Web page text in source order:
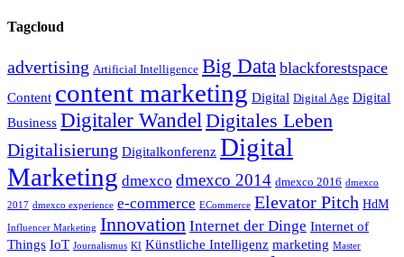
Tagcloud
advertising Artificial Intelligence Big Data blackforestspace
Content content marketing Digital Digital Age Digital
Business Digitaler Wandel Digitales Leben
Digitalisierung Digitalkonferenz Digital
Marketing dmexco dmexco 2014 dmexco 2016 dmexco
2017 dmexco experience e-commerce ECommerce Elevator Pitch HdM
Influencer Marketing Innovation Internet der Dinge Internet of
Things IoT Journalismus KI Künstliche Intelligenz marketing Master